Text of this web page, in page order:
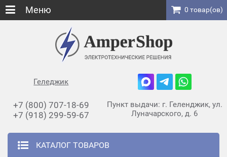
Геледжик
+7 (800) 707-18-69
+7 (918) 299-59-67
Пункт выдачи: г. Геленджик, ул.
Луначарского, д. 6
КАТАЛОГ ТОВАРОВ
Меню 0 товар(ов)